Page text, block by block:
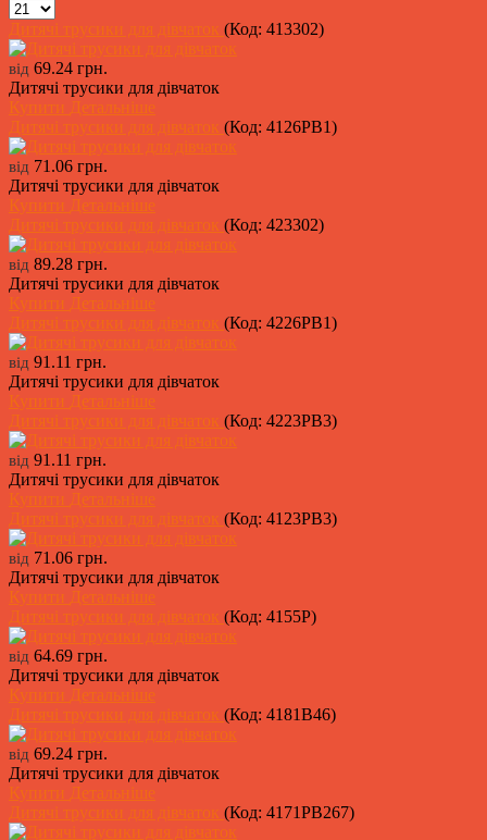
Дитячі трусики для дівчаток (Код: 413302)
від 69.24 грн.
Дитячі трусики для дівчаток
Купити Детальніше
Дитячі трусики для дівчаток (Код: 4126PB1)
від 71.06 грн.
Дитячі трусики для дівчаток
Купити Детальніше
Дитячі трусики для дівчаток (Код: 423302)
від 89.28 грн.
Дитячі трусики для дівчаток
Купити Детальніше
Дитячі трусики для дівчаток (Код: 4226PB1)
від 91.11 грн.
Дитячі трусики для дівчаток
Купити Детальніше
Дитячі трусики для дівчаток (Код: 4223PB3)
від 91.11 грн.
Дитячі трусики для дівчаток
Купити Детальніше
Дитячі трусики для дівчаток (Код: 4123PB3)
від 71.06 грн.
Дитячі трусики для дівчаток
Купити Детальніше
Дитячі трусики для дівчаток (Код: 4155P)
від 64.69 грн.
Дитячі трусики для дівчаток
Купити Детальніше
Дитячі трусики для дівчаток (Код: 4181B46)
від 69.24 грн.
Дитячі трусики для дівчаток
Купити Детальніше
Дитячі трусики для дівчаток (Код: 4171PB267)